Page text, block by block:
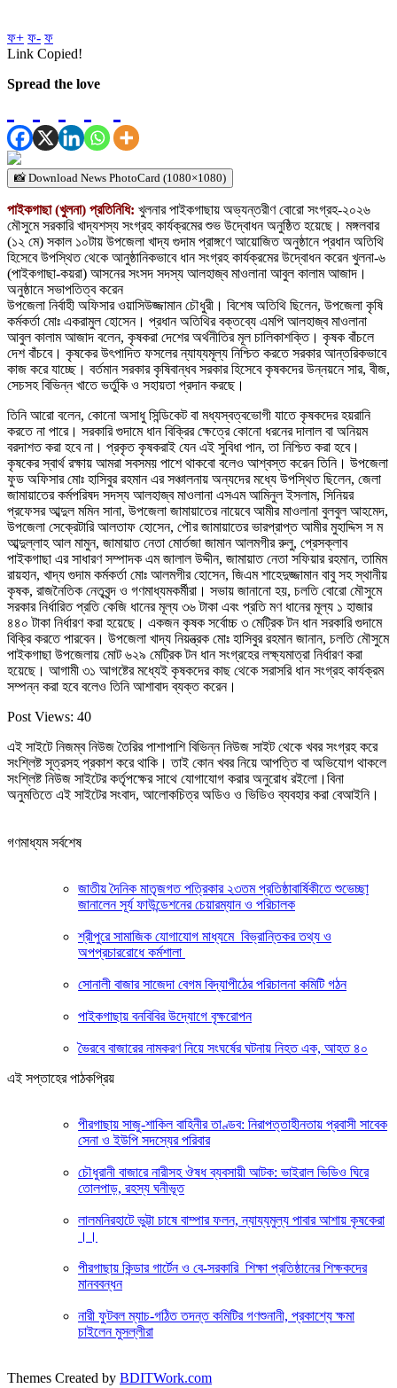
ফ+ ফ- ফ
Link Copied!
Spread the love
📸 Download News PhotoCard (1080×1080)
পাইকগাছা (খুলনা) প্রতিনিধি: খুলনার পাইকগাছায় অভ্যন্তরীণ বোরো সংগ্রহ-২০২৬
মৌসুমে সরকারি খাদ্যশস্য সংগ্রহ কার্যক্রমের শুভ উদ্বোধন অনুষ্ঠিত হয়েছে। মঙ্গলবার
(১২ মে) সকাল ১০টায় উপজেলা খাদ্য গুদাম প্রাঙ্গণে আয়োজিত অনুষ্ঠানে প্রধান অতিথি
হিসেবে উপস্থিত থেকে আনুষ্ঠানিকভাবে ধান সংগ্রহ কার্যক্রমের উদ্বোধন করেন খুলনা-৬
(পাইকগাছা-কয়রা) আসনের সংসদ সদস্য আলহাজ্ব মাওলানা আবুল কালাম আজাদ।
অনুষ্ঠানে সভাপতিত্ব করেন
উপজেলা নির্বাহী অফিসার ওয়াসিউজ্জামান চৌধুরী। বিশেষ অতিথি ছিলেন, উপজেলা কৃষি
কর্মকর্তা মোঃ একরামুল হোসেন। প্রধান অতিথির বক্তব্যে এমপি আলহাজ্ব মাওলানা
আবুল কালাম আজাদ বলেন, কৃষকরা দেশের অর্থনীতির মূল চালিকাশক্তি। কৃষক বাঁচলে
দেশ বাঁচবে। কৃষকের উৎপাদিত ফসলের ন্যায্যমূল্য নিশ্চিত করতে সরকার আন্তরিকভাবে
কাজ করে যাচ্ছে। বর্তমান সরকার কৃষিবান্ধব সরকার হিসেবে কৃষকদের উন্নয়নে সার, বীজ,
সেচসহ বিভিন্ন খাতে ভর্তুকি ও সহায়তা প্রদান করছে।
তিনি আরো বলেন, কোনো অসাধু সিন্ডিকেট বা মধ্যস্বত্বভোগী যাতে কৃষকদের হয়রানি
করতে না পারে। সরকারি গুদামে ধান বিক্রির ক্ষেত্রে কোনো ধরনের দালাল বা অনিয়ম
বরদাশত করা হবে না। প্রকৃত কৃষকরাই যেন এই সুবিধা পান, তা নিশ্চিত করা হবে।
কৃষকের স্বার্থ রক্ষায় আমরা সবসময় পাশে থাকবো বলেও আশ্বস্ত করেন তিনি। উপজেলা
ফুড অফিসার মোঃ হাসিবুর রহমান এর সঞ্চালনায় অন্যদের মধ্যে উপস্থিত ছিলেন, জেলা
জামায়াতের কর্মপরিষদ সদস্য আলহাজ্ব মাওলানা এসএম আমিনুল ইসলাম, সিনিয়র
প্রফেসর আব্দুল মমিন সানা, উপজেলা জামায়াতের নায়েবে আমীর মাওলানা বুলবুল আহমেদ,
উপজেলা সেক্রেটারি আলতাফ হোসেন, পৌর জামায়াতের ভারপ্রাপ্ত আমীর মুহাদ্দিস স ম
আব্দুল্লাহ আল মামুন, জামায়াত নেতা মোর্তজা জামান আলমগীর রুলু, প্রেসক্লাব
পাইকগাছা এর সাধারণ সম্পাদক এম জালাল উদ্দীন, জামায়াত নেতা সফিয়ার রহমান, তামিম
রায়হান, খাদ্য গুদাম কর্মকর্তা মোঃ আলমগীর হোসেন, জিএম শাহেদুজ্জামান বাবু সহ স্থানীয়
কৃষক, রাজনৈতিক নেতৃবৃন্দ ও গণমাধ্যমকর্মীরা। সভায় জানানো হয়, চলতি বোরো মৌসুমে
সরকার নির্ধারিত প্রতি কেজি ধানের মূল্য ৩৬ টাকা এবং প্রতি মণ ধানের মূল্য ১ হাজার
৪৪০ টাকা নির্ধারণ করা হয়েছে। একজন কৃষক সর্বোচ্চ ৩ মেট্রিক টন ধান সরকারি গুদামে
বিক্রি করতে পারবেন। উপজেলা খাদ্য নিয়ন্ত্রক মোঃ হাসিবুর রহমান জানান, চলতি মৌসুমে
পাইকগাছা উপজেলায় মোট ৬২৯ মেট্রিক টন ধান সংগ্রহের লক্ষ্যমাত্রা নির্ধারণ করা
হয়েছে। আগামী ৩১ আগষ্টের মধ্যেই কৃষকদের কাছ থেকে সরাসরি ধান সংগ্রহ কার্যক্রম
সম্পন্ন করা হবে বলেও তিনি আশাবাদ ব্যক্ত করেন।
Post Views: 40
এই সাইটে নিজম্ব নিউজ তৈরির পাশাপাশি বিভিন্ন নিউজ সাইট থেকে খবর সংগ্রহ করে
সংশ্লিষ্ট সূত্রসহ প্রকাশ করে থাকি। তাই কোন খবর নিয়ে আপত্তি বা অভিযোগ থাকলে
সংশ্লিষ্ট নিউজ সাইটের কর্তৃপক্ষের সাথে যোগাযোগ করার অনুরোধ রইলো।বিনা
অনুমতিতে এই সাইটের সংবাদ, আলোকচিত্র অডিও ও ভিডিও ব্যবহার করা বেআইনি।
গণমাধ্যম সর্বশেষ
জাতীয় দৈনিক মাতৃজগত পত্রিকার ২৩তম প্রতিষ্ঠাবার্ষিকীতে শুভেচ্ছা
জানালেন সূর্য ফাউন্ডেশনের চেয়ারম্যান ও পরিচালক
শ্রীপুরে সামাজিক যোগাযোগ মাধ্যমে বিভ্রান্তিকর তথ্য ও
অপপ্রচাররোধে কর্মশালা
সোনালী বাজার সাজেদা বেগম বিদ্যাপীঠের পরিচালনা কমিটি গঠন
পাইকগাছায় বনবিবির উদ্যোগে বৃক্ষরোপন
ভৈরবে বাজারের নামকরণ নিয়ে সংঘর্ষের ঘটনায় নিহত এক, আহত ৪০
এই সপ্তাহের পাঠকপ্রিয়
পীরগাছায় সাজু-শাকিল বাহিনীর তাণ্ডব: নিরাপত্তাহীনতায় প্রবাসী সাবেক
সেনা ও ইউপি সদস্যের পরিবার
চৌধুরানী বাজারে নারীসহ ঔষধ ব্যবসায়ী আটক: ভাইরাল ভিডিও ঘিরে
তোলপাড়, রহস্য ঘনীভূত
লালমনিরহাটে ভুট্টা চাষে বাম্পার ফলন, ন্যায্যমুল্য পাবার আশায় কৃষকেরা
।।
পীরগাছায় কিন্ডার গার্টেন ও বে-সরকারি শিক্ষা প্রতিষ্ঠানের শিক্ষকদের
মানববন্ধন
নারী ফুটবল ম্যাচ-গঠিত তদন্ত কমিটির গণশুনানী, প্রকাশ্যে ক্ষমা
চাইলেন মুসল্লীরা
Themes Created by BDITWork.com